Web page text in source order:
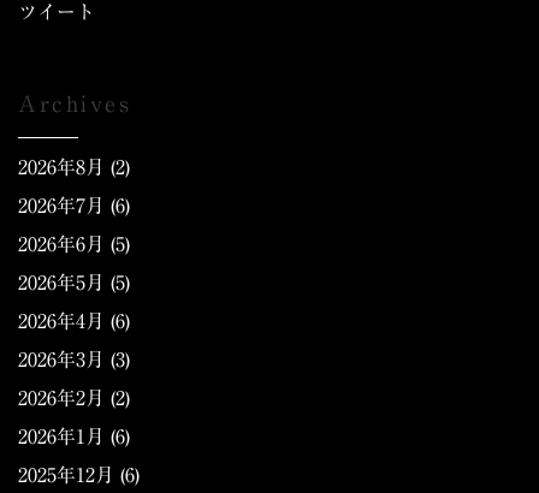
ツイート
Archives
2026年8月 (2)
2026年7月 (6)
2026年6月 (5)
2026年5月 (5)
2026年4月 (6)
2026年3月 (3)
2026年2月 (2)
2026年1月 (6)
2025年12月 (6)